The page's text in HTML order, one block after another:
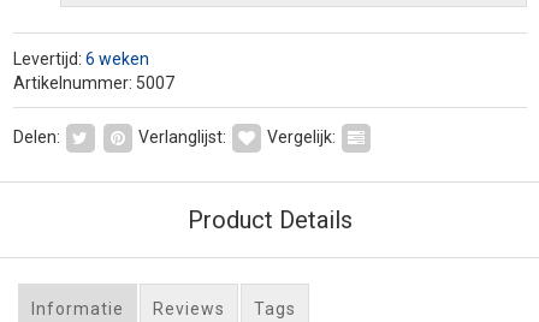
Levertijd: 6 weken
Artikelnummer: 5007
Delen: Verlanglijst: Vergelijk:
Product Details
Informatie Reviews Tags